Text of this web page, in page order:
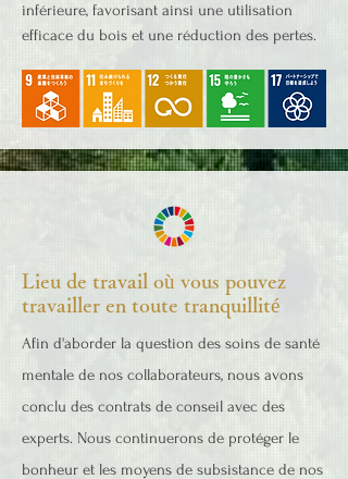
inférieure, favorisant ainsi une utilisation
efficace du bois et une réduction des pertes.
Lieu de travail où vous pouvez
travailler en toute tranquillité
Afin d'aborder la question des soins de santé
mentale de nos collaborateurs, nous avons
conclu des contrats de conseil avec des
experts. Nous continuerons de protéger le
bonheur et les moyens de subsistance de nos